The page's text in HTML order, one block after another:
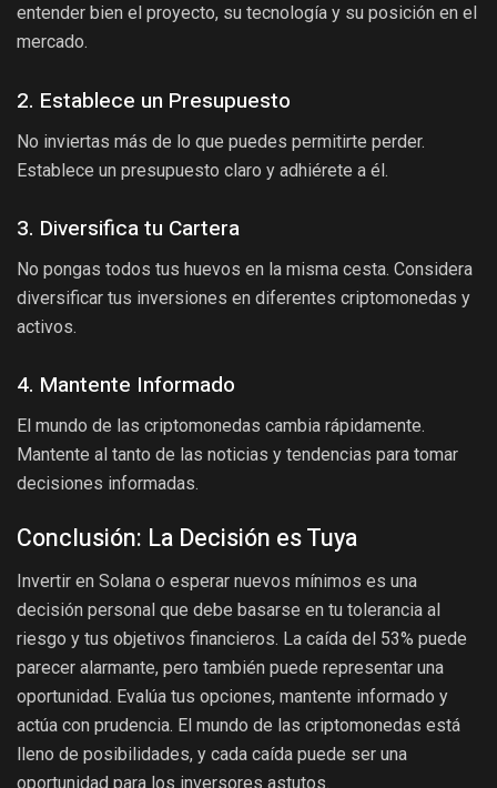
entender bien el proyecto, su tecnología y su posición en el
mercado.
2. Establece un Presupuesto
No inviertas más de lo que puedes permitirte perder.
Establece un presupuesto claro y adhiérete a él.
3. Diversifica tu Cartera
No pongas todos tus huevos en la misma cesta. Considera
diversificar tus inversiones en diferentes criptomonedas y
activos.
4. Mantente Informado
El mundo de las criptomonedas cambia rápidamente.
Mantente al tanto de las noticias y tendencias para tomar
decisiones informadas.
Conclusión: La Decisión es Tuya
Invertir en Solana o esperar nuevos mínimos es una
decisión personal que debe basarse en tu tolerancia al
riesgo y tus objetivos financieros. La caída del 53% puede
parecer alarmante, pero también puede representar una
oportunidad. Evalúa tus opciones, mantente informado y
actúa con prudencia. El mundo de las criptomonedas está
lleno de posibilidades, y cada caída puede ser una
oportunidad para los inversores astutos.